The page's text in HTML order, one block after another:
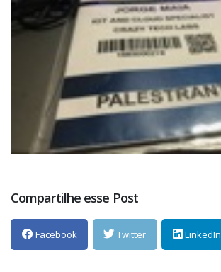
Compartilhe esse Post
Facebook Twitter LinkedIn